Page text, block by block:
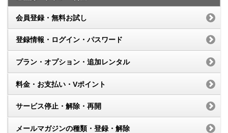
会員登録・無料お試し
登録情報・ログイン・パスワード
プラン・オプション・追加レンタル
料金・お支払い・Vポイント
サービス停止・解除・再開
メールマガジンの種類・登録・解除